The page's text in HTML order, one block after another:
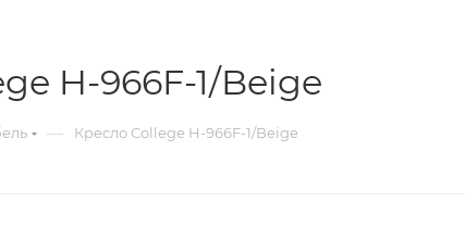
H-966F-1/Beige
— Кресло College H-966F-1/Beige